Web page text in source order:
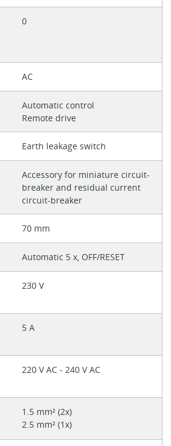
0
AC
Automatic control
Remote drive
Earth leakage switch
Accessory for miniature circuit-
breaker and residual current
circuit-breaker
70 mm
Automatic 5 x, OFF/RESET
230 V
5 A
220 V AC - 240 V AC
1.5 mm² (2x)
2.5 mm² (1x)